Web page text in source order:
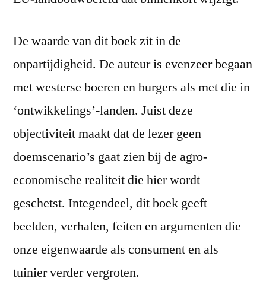
De waarde van dit boek zit in de
onpartijdigheid. De auteur is evenzeer begaan
met westerse boeren en burgers als met die in
‘ontwikkelings’-landen. Juist deze
objectiviteit maakt dat de lezer geen
doemscenario’s gaat zien bij de agro-
economische realiteit die hier wordt
geschetst. Integendeel, dit boek geeft
beelden, verhalen, feiten en argumenten die
onze eigenwaarde als consument en als
tuinier verder vergroten.